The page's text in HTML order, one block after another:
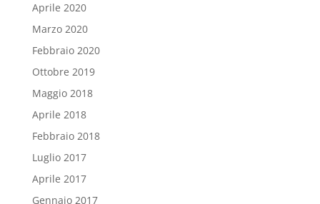
Aprile 2020
Marzo 2020
Febbraio 2020
Ottobre 2019
Maggio 2018
Aprile 2018
Febbraio 2018
Luglio 2017
Aprile 2017
Gennaio 2017